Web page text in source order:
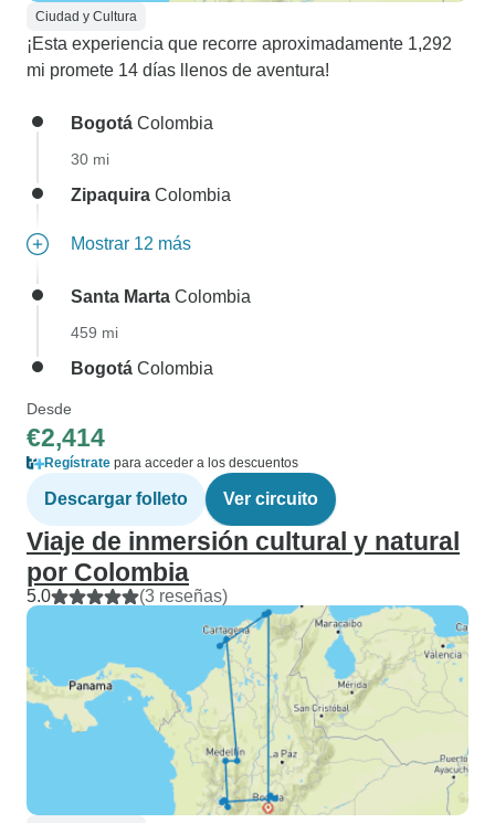
Ciudad y Cultura
¡Esta experiencia que recorre aproximadamente 1,292
mi promete 14 días llenos de aventura!
Bogotá Colombia
30 mi
Zipaquira Colombia
Mostrar 12 más
Santa Marta Colombia
459 mi
Bogotá Colombia
Desde
€2,414
Regístrate para acceder a los descuentos
Descargar folleto Ver circuito
Viaje de inmersión cultural y natural
por Colombia
5.0 (3 reseñas)